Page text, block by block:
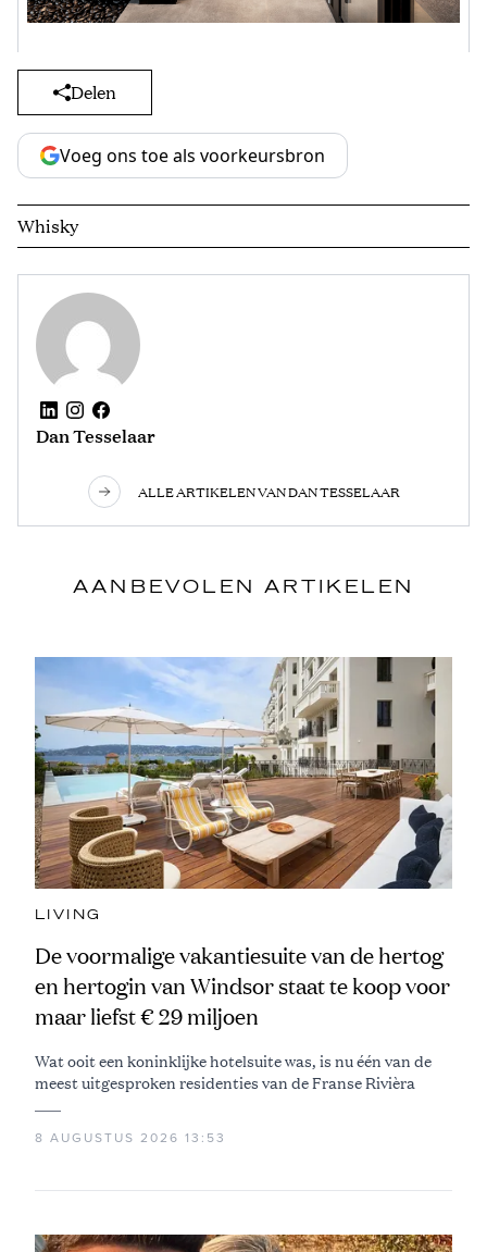
Delen
Voeg ons toe als voorkeursbron
Whisky
Dan Tesselaar
ALLE ARTIKELEN VAN DAN TESSELAAR
AANBEVOLEN ARTIKELEN
LIVING
De voormalige vakantiesuite van de hertog
en hertogin van Windsor staat te koop voor
maar liefst € 29 miljoen
Wat ooit een koninklijke hotelsuite was, is nu één van de
meest uitgesproken residenties van de Franse Rivièra
8 AUGUSTUS 2026 13:53